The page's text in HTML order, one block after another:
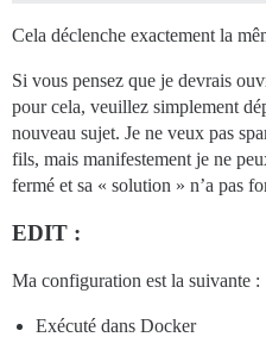
Cela déclenche exactement la
Si vous pensez que je devrais
pour cela, veuillez simplement
nouveau sujet. Je ne veux pas
fils, mais manifestement je ne
fermé et sa « solution » n’a pas
EDIT :
Ma configuration est la suivante :
Exécuté dans Docker